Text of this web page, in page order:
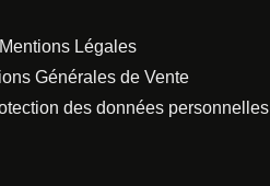
Mentions Légales
Générales de Vente
des données personnelles